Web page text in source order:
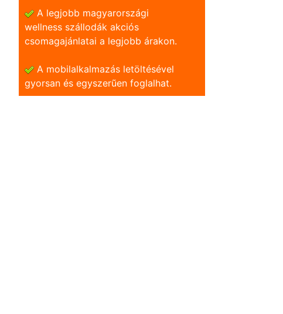
A legjobb magyarországi
wellness szállodák akciós
csomagajánlatai a legjobb árakon.
A mobilalkalmazás letöltésével
gyorsan és egyszerũen foglalhat.